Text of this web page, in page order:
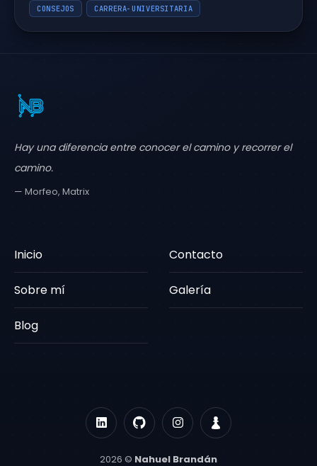
CONSEJOS CARRERA-UNIVERSITARIA
Hay una diferencia entre conocer el camino y recorrer el
camino.
— Morfeo, Matrix
Inicio
Sobre mí
Blog
Contacto
Galería
2026 © Nahuel Brandán